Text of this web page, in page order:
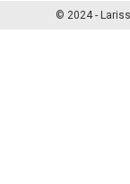
© 2024 -